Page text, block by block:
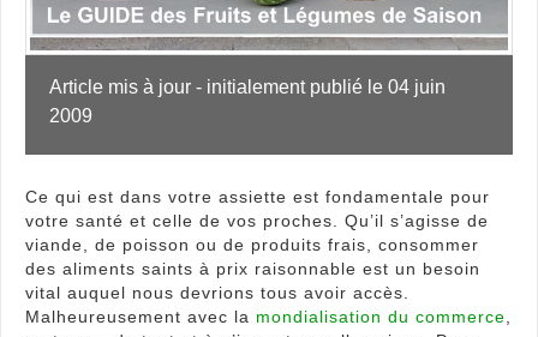
Article mis à jour - initialement publié le 04 juin
2009
Ce qui est dans votre assiette est fondamentale pour
votre santé et celle de vos proches. Qu’il s’agisse de
viande, de poisson ou de produits frais, consommer
des aliments saints à prix raisonnable est un besoin
vital auquel nous devrions tous avoir accès.
Malheureusement avec la mondialisation du commerce